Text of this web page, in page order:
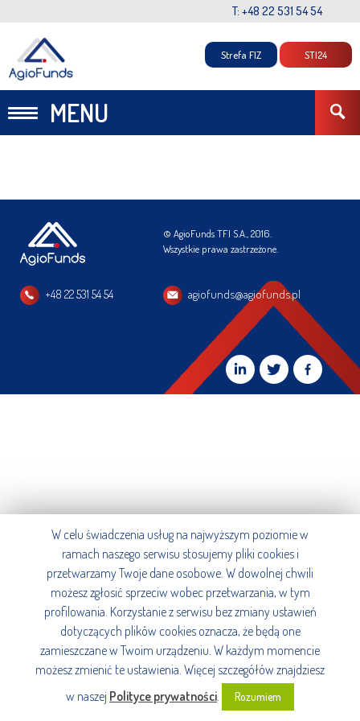
T: +48 22 531 54 54
MENU
Strefa FIZ STI24
© AgioFunds TFI S.A., 2016.
Wszystkie prawa zastrzeżone.
+48 22 531 54 54 agiofunds@agiofunds.pl
W celu świadczenia usług na najwyższym poziomie w
ramach naszego serwisu stosujemy pliki cookies i
przetwarzamy Twoje dane osobowe. W dowolnej chwili
możesz zgłosić sprzeciw wobec przetwarzania, w tym
profilowania. Korzystanie z serwisu bez zmiany ustawień
dotyczących plików cookies oznacza, że będą one
zamieszczane w Twoim urządzeniu. W każdym momencie
możesz zmienić te ustawienia. Więcej szczegółów znajdziesz
w naszej Polityce prywatności. Rozumiem